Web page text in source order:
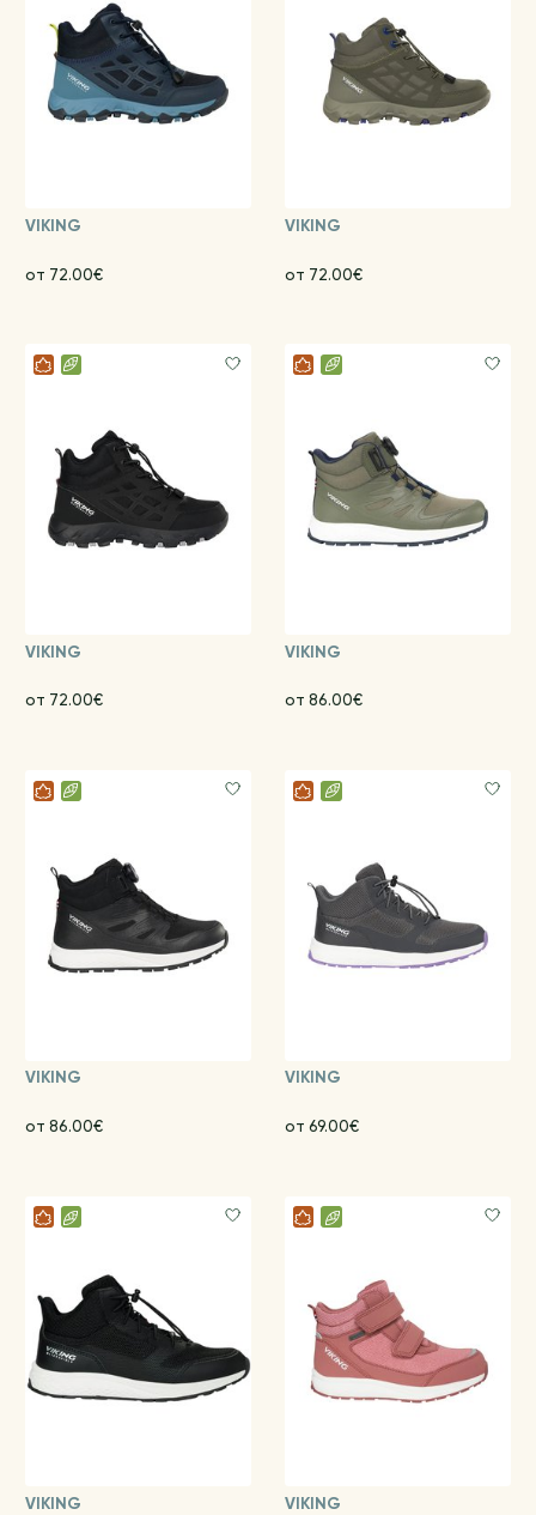
VIKING
от 72.00€
VIKING
от 72.00€
VIKING
от 72.00€
VIKING
от 86.00€
VIKING
от 86.00€
VIKING
от 69.00€
VIKING VIKING